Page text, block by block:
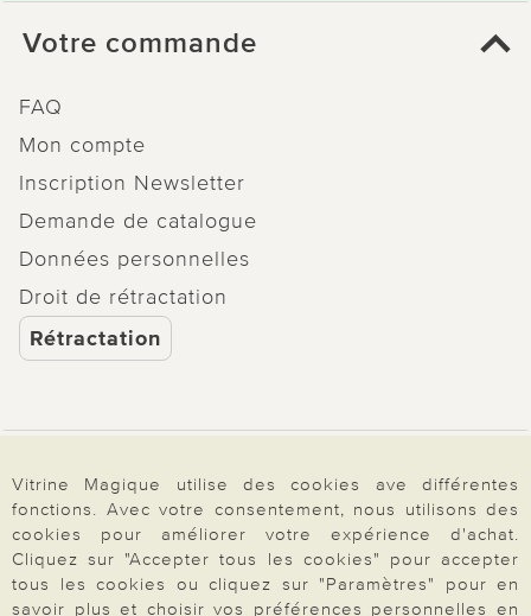
Votre commande
FAQ
Mon compte
Inscription Newsletter
Demande de catalogue
Données personnelles
Droit de rétractation
Rétractation
Paiement & Livraison
À propos de nous
Vitrine Magique utilise des cookies ave différentes
fonctions. Avec votre consentement, nous utilisons des
cookies pour améliorer votre expérience d'achat.
Cliquez sur "Accepter tous les cookies" pour accepter
tous les cookies ou cliquez sur "Paramètres" pour en
savoir plus et choisir vos préférences personnelles en